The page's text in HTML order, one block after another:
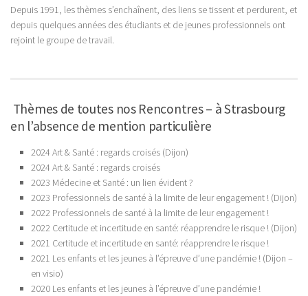
Depuis 1991, les thèmes s’enchaînent, des liens se tissent et perdurent, et
depuis quelques années des étudiants et de jeunes professionnels ont
rejoint le groupe de travail.
Thèmes de toutes nos Rencontres – à Strasbourg
en l’absence de mention particulière
2024 Art & Santé : regards croisés (Dijon)
2024 Art & Santé : regards croisés
2023 Médecine et Santé : un lien évident ?
2023 Professionnels de santé à la limite de leur engagement ! (Dijon)
2022 Professionnels de santé à la limite de leur engagement !
2022 Certitude et incertitude en santé: réapprendre le risque ! (Dijon)
2021 Certitude et incertitude en santé: réapprendre le risque !
2021 Les enfants et les jeunes à l’épreuve d’une pandémie ! (Dijon –
en visio)
2020 Les enfants et les jeunes à l’épreuve d’une pandémie !